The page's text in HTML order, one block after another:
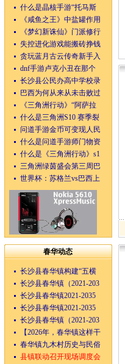
什么是晶核手游“托马斯
《咸鱼之王》中盐罐作用
《梦幻新诛仙》门派修行
失控进化游戏能搬砖挣钱
贪玩蓝月古云传奇新手入
dnf手游卢克小丑在那个
长沙县公民办高中学校录
巴西为何从来从未击败过
《三角洲行动》“阿萨拉
什么是三角洲S10 赛季裂
问道手游金币可变现人民
什么是问道手游师门物资
什么是《三角洲行动》s1
三角洲绿茵盛会第三周巴
世界杯：苏格兰vs巴西上
春华动态
长沙县春华镇构建“五横
长沙县春华镇（2021-203
长沙县春华镇2021-2035
长沙县春华镇2021-2035
长沙县春华镇（2021-203
【2026年，春华镇这样干
春华镇九木村历史与民俗
县镇联动召开现场调度会